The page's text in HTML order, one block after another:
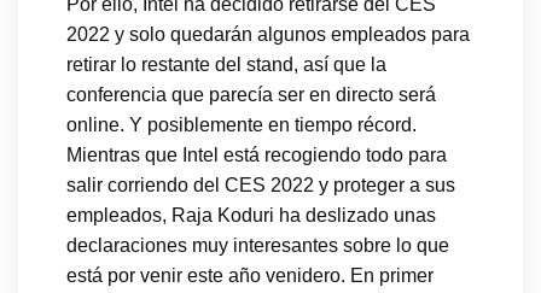
2022 y solo quedarán algunos empleados para
retirar lo restante del stand, así que la
conferencia que parecía ser en directo será
online. Y posiblemente en tiempo récord.
Mientras que Intel está recogiendo todo para
salir corriendo del CES 2022 y proteger a sus
empleados, Raja Koduri ha deslizado unas
declaraciones muy interesantes sobre lo que
está por venir este año venidero. En primer